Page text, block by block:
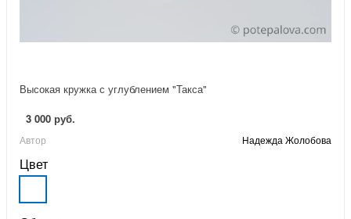
Высокая кружка с углублением "Такса"
3 000 руб.
Автор Надежда Жолобова
Цвет